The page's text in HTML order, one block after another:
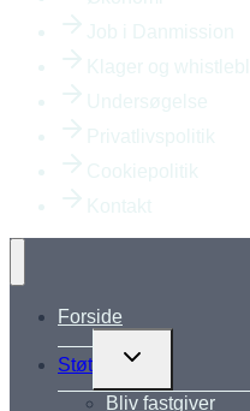
Forside
Støt
Skift
Bliv fastgiver